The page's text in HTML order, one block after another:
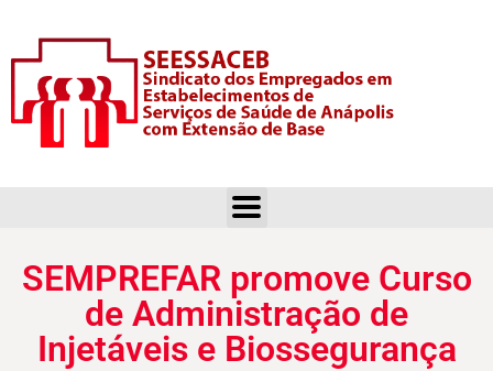
SEMPREFAR promove Curso
de Administração de
Injetáveis e Biossegurança